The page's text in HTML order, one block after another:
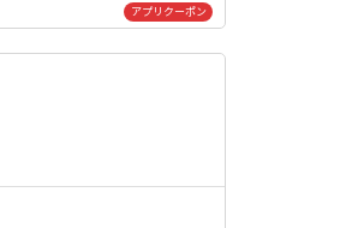
アプリクーポン